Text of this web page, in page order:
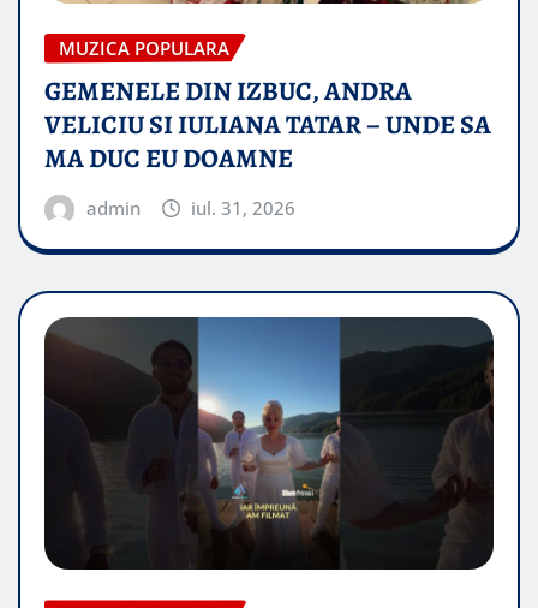
MUZICA POPULARA
GEMENELE DIN IZBUC, ANDRA
VELICIU SI IULIANA TATAR – UNDE SA
MA DUC EU DOAMNE
admin iul. 31, 2026